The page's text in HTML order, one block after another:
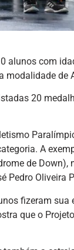
alunos com
modalidade de
20
A
de
Pedro Oliveira
fizeram
que o